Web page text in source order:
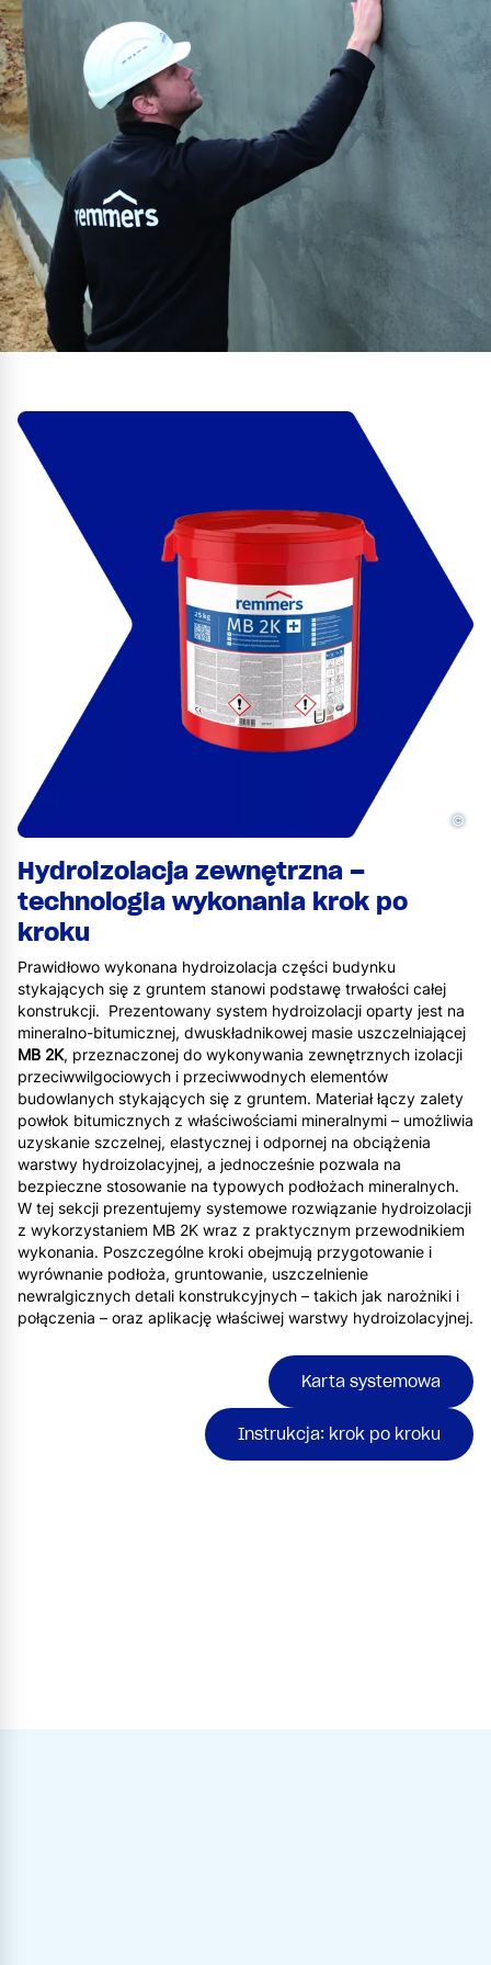
Hydroizolacja zewnętrzna –
technologia wykonania krok po
kroku
Prawidłowo wykonana hydroizolacja części budynku
stykających się z gruntem stanowi podstawę trwałości całej
konstrukcji. Prezentowany system hydroizolacji oparty jest na
mineralno-bitumicznej, dwuskładnikowej masie uszczelniającej
MB 2K, przeznaczonej do wykonywania zewnętrznych izolacji
przeciwwilgociowych i przeciwwodnych elementów
budowlanych stykających się z gruntem. Materiał łączy zalety
powłok bitumicznych z właściwościami mineralnymi – umożliwia
uzyskanie szczelnej, elastycznej i odpornej na obciążenia
warstwy hydroizolacyjnej, a jednocześnie pozwala na
bezpieczne stosowanie na typowych podłożach mineralnych.
W tej sekcji prezentujemy systemowe rozwiązanie hydroizolacji
z wykorzystaniem MB 2K wraz z praktycznym przewodnikiem
wykonania. Poszczególne kroki obejmują przygotowanie i
wyrównanie podłoża, gruntowanie, uszczelnienie
newralgicznych detali konstrukcyjnych – takich jak narożniki i
połączenia – oraz aplikację właściwej warstwy hydroizolacyjnej.
©
Karta systemowa
Instrukcja: krok po kroku